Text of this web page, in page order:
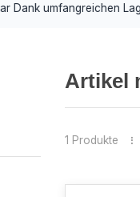
umfangreichen
Artikel
1 Produkte